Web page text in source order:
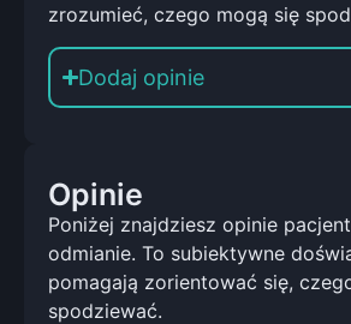
zrozumieć, czego mogą się
Dodaj opinie
Opinie
Poniżej znajdziesz opinie
odmianie. To subiektywne
pomagają zorientować się,
spodziewać.